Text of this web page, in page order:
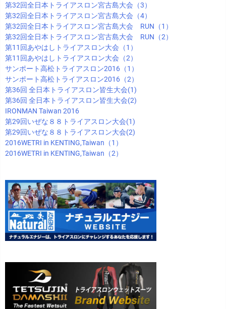
第32回全日本トライアスロン宮古島大会（3）
第32回全日本トライアスロン宮古島大会（4）
第32回全日本トライアスロン宮古島大会 RUN（1）
第32回全日本トライアスロン宮古島大会 RUN（2）
第11回あやはしトライアスロン大会（1）
第11回あやはしトライアスロン大会（2）
サンポート高松トライアスロン2016（1）
サンポート高松トライアスロン2016（2）
第36回 全日本トライアスロン皆生大会(1)
第36回 全日本トライアスロン皆生大会(2)
IRONMAN Taiwan 2016
第29回いぜな８８トライアスロン大会(1)
第29回いぜな８８トライアスロン大会(2)
2016WETRI in KENTING,Taiwan（1）
2016WETRI in KENTING,Taiwan（2）